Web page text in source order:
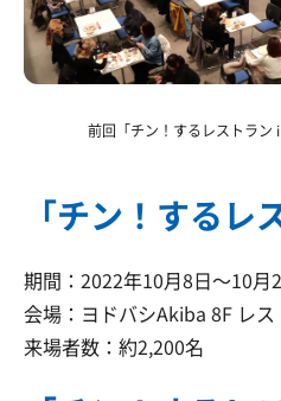
前回「チン！するレストラン
「チン！するレ
期間：2022年10月8日～10月
会場：ヨドバシAkiba 8F レ
来場者数：約2,200名